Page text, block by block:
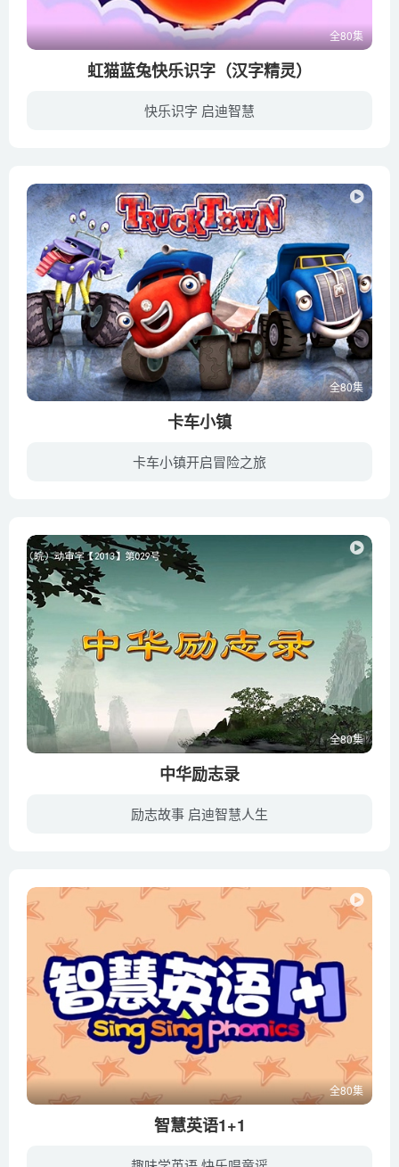
全80集
虹猫蓝兔快乐识字（汉字精灵）
快乐识字 启迪智慧
全80集
卡车小镇
卡车小镇开启冒险之旅
全80集
中华励志录
励志故事 启迪智慧人生
全80集
智慧英语1+1